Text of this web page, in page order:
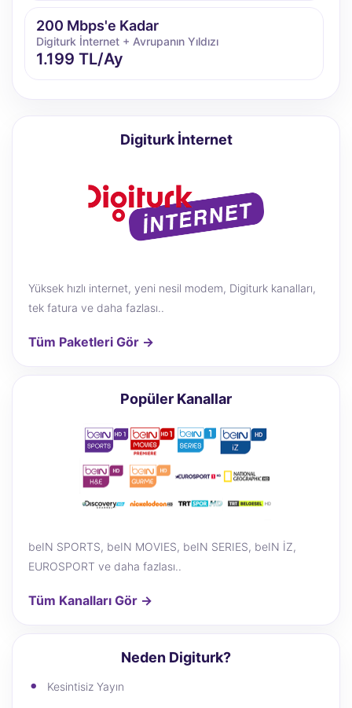
200 Mbps'e Kadar
Digiturk İnternet + Avrupanın Yıldızı
1.199 TL/Ay
1.379 TL/Ay
500 Mbps'e Kadar
Digiturk İnternet + Avrupanın Yıldızı
1.549 TL/Ay
1.669 TL/Ay
1000 Mbps'e Kadar
Digiturk İnternet
Yüksek hızlı internet, yeni nesil modem, Digiturk kanalları,
tek fatura ve daha fazlası..
Tüm Paketleri Gör →
Popüler Kanallar
beIN SPORTS, beIN MOVIES, beIN SERIES, beIN İZ,
EUROSPORT ve daha fazlası..
Tüm Kanalları Gör →
Neden Digiturk?
Kesintisiz Yayın